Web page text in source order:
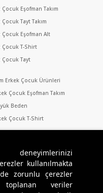
kullanılmakta
zorunlu çerezler
toplanan veriler
Çocuk Eşofman Takım
Çocuk Tayt Takım
Çocuk Eşofman Alt
Çocuk T-Shirt
Çocuk Tayt
Erkek Çocuk Ürünleri
Çocuk Eşofman Takım
Beden
Çocuk T-Shirt